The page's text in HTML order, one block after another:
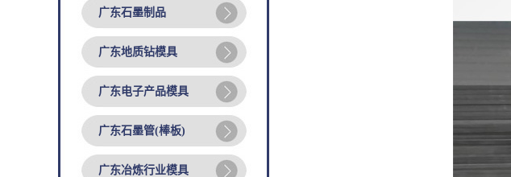
广东石墨制品
广东地质钻模具
广东电子产品模具
广东石墨管(棒板)
广东冶炼行业模具